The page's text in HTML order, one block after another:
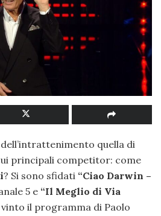
dell’intrattenimento quella di
principali competitor: come
? Si sono sfidati “Ciao Darwin –
5 e “Il Meglio di Via
vinto il programma di Paolo